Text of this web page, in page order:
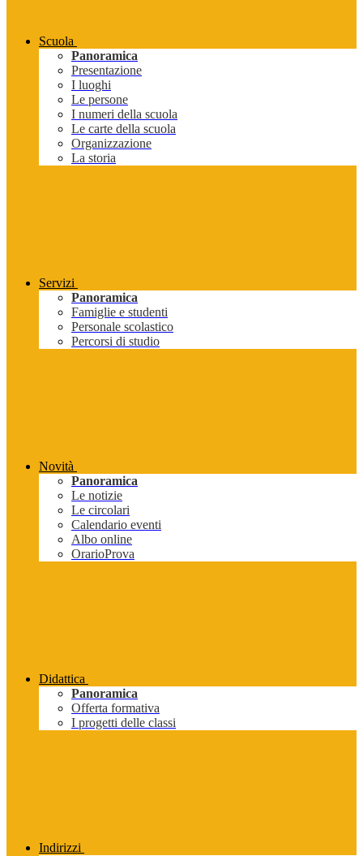
Scuola
Panoramica
Presentazione
I luoghi
Le persone
I numeri della scuola
Le carte della scuola
Organizzazione
La storia
Servizi
Panoramica
Famiglie e studenti
Personale scolastico
Percorsi di studio
Novità
Panoramica
Le notizie
Le circolari
Calendario eventi
Albo online
OrarioProva
Didattica
Panoramica
Offerta formativa
I progetti delle classi
Indirizzi